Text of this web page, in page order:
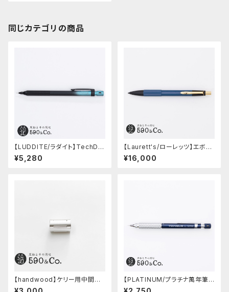
同じカテゴリの商品
【LUDDITE/ラダイト】TechDra
w2 グラデーションモデル (LDB
-MP2GB1-05)
¥5,280
【Laurett's/ローレッツ】エボナ
イトシャープペンシル (藍)
¥16,000
【handwood】ケリー用中間パ
ーツ/カスタムグリップ (縦溝/超
【PLATINUM/プラチナ萬年筆】
PRO-USE 241 シャープペンシ